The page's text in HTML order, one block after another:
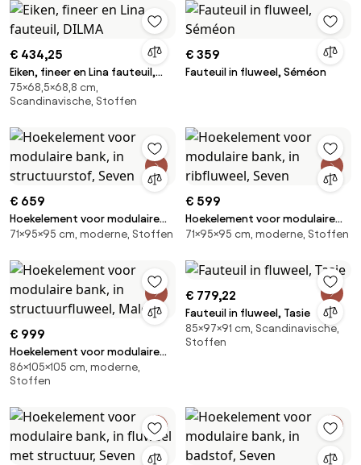
€ 434,25
Eiken, fineer en Lina fauteuil,
DILMA
75×68,5×68,8 cm,
Scandinavische, Stoffen
€ 359
Fauteuil in fluweel, Séméon
€ 659
Hoekelement voor modulaire
bank, in structuurstof, Seven
71×95×95 cm, moderne, Stoffen
€ 599
Hoekelement voor modulaire
bank, in ribfluweel, Seven
71×95×95 cm, moderne, Stoffen
€ 999
Hoekelement voor modulaire
bank, in structuurfluweel, Malo
86×105×105 cm, moderne,
Stoffen
€ 779,22
Fauteuil in fluweel, Tasie
85×97×91 cm, Scandinavische,
Stoffen